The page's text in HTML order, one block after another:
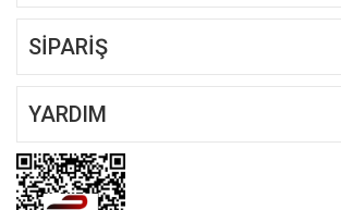
SİPARİŞ
YARDIM